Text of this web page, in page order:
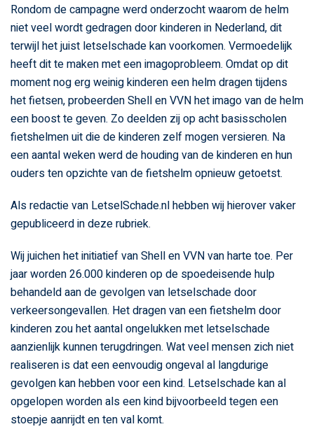
Rondom de campagne werd onderzocht waarom de helm
niet veel wordt gedragen door kinderen in Nederland, dit
terwijl het juist letselschade kan voorkomen. Vermoedelijk
heeft dit te maken met een imagoprobleem. Omdat op dit
moment nog erg weinig kinderen een helm dragen tijdens
het fietsen, probeerden Shell en VVN het imago van de helm
een boost te geven. Zo deelden zij op acht basisscholen
fietshelmen uit die de kinderen zelf mogen versieren. Na
een aantal weken werd de houding van de kinderen en hun
ouders ten opzichte van de fietshelm opnieuw getoetst.
Als redactie van LetselSchade.nl hebben wij hierover vaker
gepubliceerd in deze rubriek.
Wij juichen het initiatief van Shell en VVN van harte toe. Per
jaar worden 26.000 kinderen op de spoedeisende hulp
behandeld aan de gevolgen van letselschade door
verkeersongevallen. Het dragen van een fietshelm door
kinderen zou het aantal ongelukken met letselschade
aanzienlijk kunnen terugdringen. Wat veel mensen zich niet
realiseren is dat een eenvoudig ongeval al langdurige
gevolgen kan hebben voor een kind. Letselschade kan al
opgelopen worden als een kind bijvoorbeeld tegen een
stoepje aanrijdt en ten val komt.